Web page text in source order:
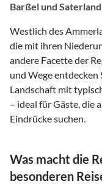
Barßel und
Westlich des
die mit ihren
andere Facette der
und Wege entdecken
Landschaft mit
– ideal für Gäste, die
Eindrücke suchen.
Was macht die
besonderen